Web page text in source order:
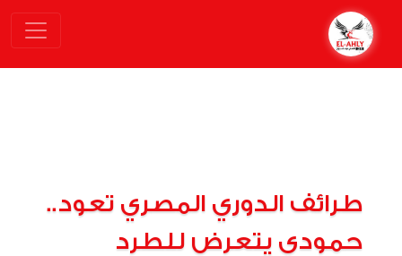
طرائف الدوري المصري تعود..
حمودي يتعرض للطرد